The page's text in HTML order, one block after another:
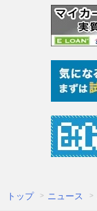
トップ ニュース